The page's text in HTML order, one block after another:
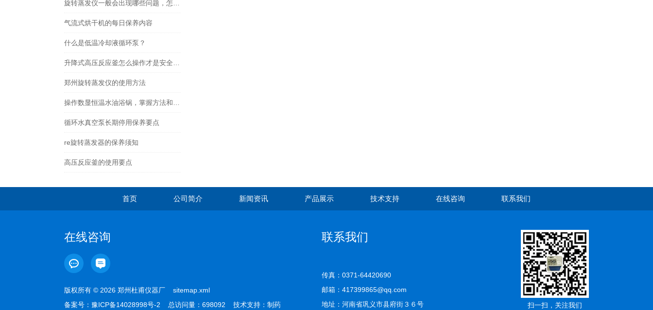
气流式烘干机的每日保养内容
什么是低温冷却液循环泵？
郑州旋转蒸发仪的使用方法
循环水真空泵长期停用保养要点
re旋转蒸发器的保养须知
高压反应釜的使用要点
首页 公司简介 新闻资讯 产品展示 技术支持 在线咨询 联系我们
在线咨询
版权所有 © 2026 郑州杜甫仪器厂 sitemap.xml
备案号： 豫ICP备14028998号-2 总访问量：698092 技术支持： 制药
联系我们
传真：0371-64420690
邮箱：417399865@qq.com
地址：河南省巩义市县府街３６号
扫一扫，关注我们